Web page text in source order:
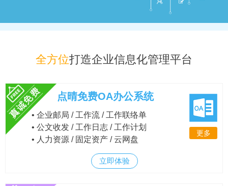
全方位打造企业信息化管理平台
点晴免费OA办公系统
• 企业邮局 / 工作流 / 工作联络单
• 公文收发 / 工作日志 / 工作计划
• 人力资源 / 固定资产 / 云网盘
更多
立即体验